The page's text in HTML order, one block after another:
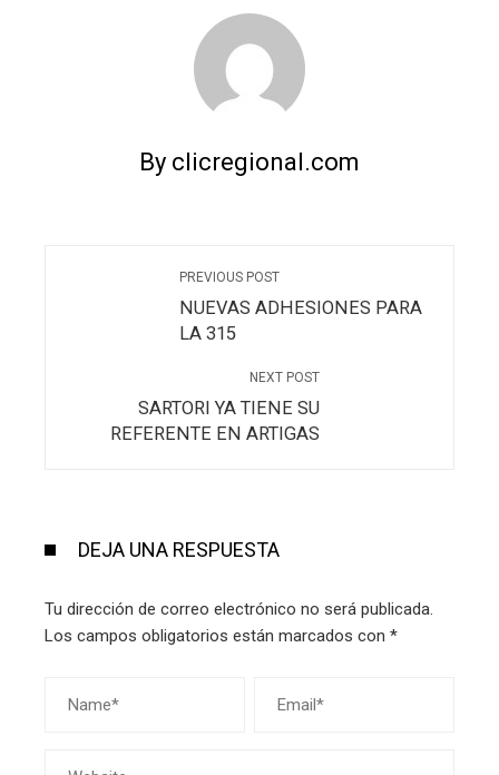
By clicregional.com
PREVIOUS POST
NUEVAS ADHESIONES PARA
LA 315
NEXT POST
SARTORI YA TIENE SU
REFERENTE EN ARTIGAS
DEJA UNA RESPUESTA
Tu dirección de correo electrónico no será publicada.
Los campos obligatorios están marcados con *